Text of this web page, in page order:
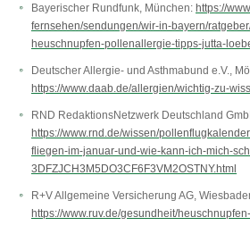
Bayerischer Rundfunk, München: https://
fernsehen/sendungen/wir-in-bayern/
heuschnupfen-pollenallergie-tipps-jutta-
Deutscher Allergie- und Asthmabund e.V.,
https://www.daab.de/allergien/wichtig-zu-
RND RedaktionsNetzwerk Deutschland
https://www.rnd.de/wissen/
fliegen-im-januar-und-wie-kann-ich-mich-
3DFZJCH3M5DO3CF6F3VM2OSTNY.html
R+V Allgemeine Versicherung AG,
https://www.ruv.de/gesundheit/